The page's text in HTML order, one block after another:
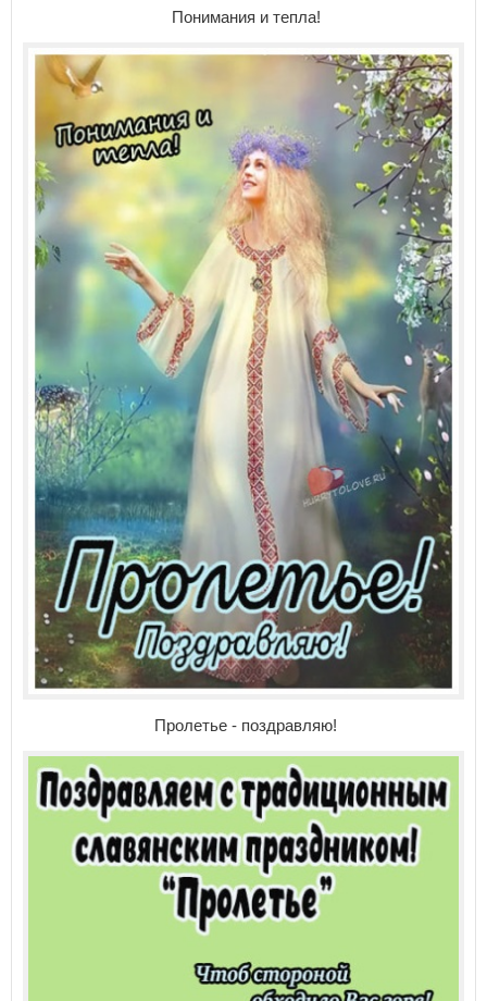
Понимания и тепла!
Пролетье - поздравляю!